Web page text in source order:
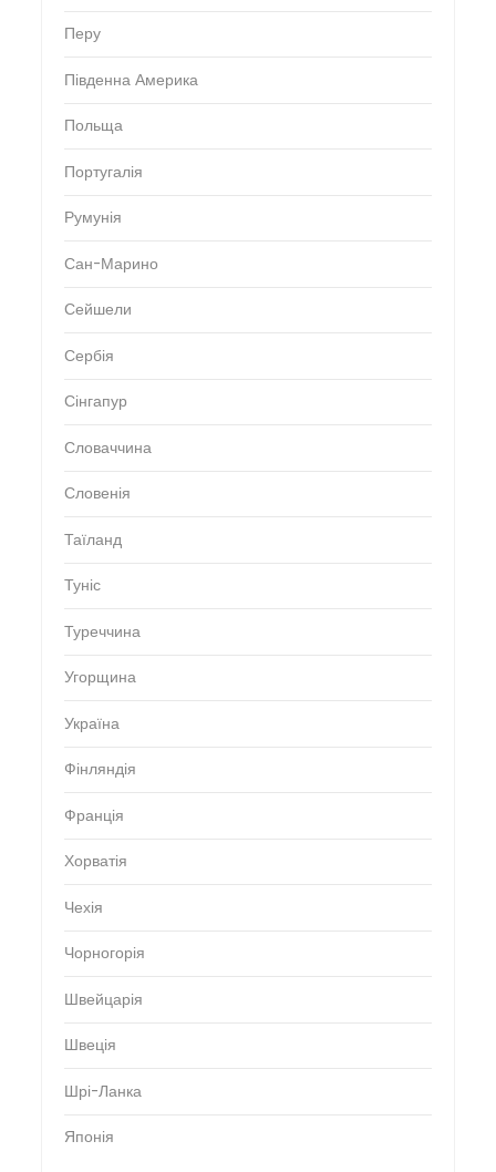
Перу
Південна Америка
Польща
Португалія
Румунія
Сан-Марино
Сейшели
Сербія
Сінгапур
Словаччина
Словенія
Таїланд
Туніс
Туреччина
Угорщина
Україна
Фінляндія
Франція
Хорватія
Чехія
Чорногорія
Швейцарія
Швеція
Шрі-Ланка
Японія